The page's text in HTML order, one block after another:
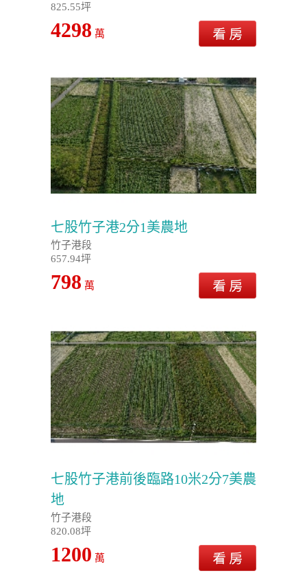
825.55坪
4298 萬
七股竹子港2分1美農地
竹子港段
657.94坪
798 萬
七股竹子港前後臨路10米2分7美農
地
竹子港段
820.08坪
1200 萬